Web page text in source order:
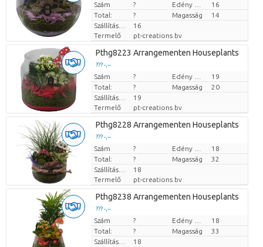
Darabb ár
Szám ?
16
Total:
? Magasság
14
Szállítási magasság
16
Termelő
pt-creations bv
Pthg8223 Arrangementen Houseplants
??? -,--
Darabb ár
Szám ?
19
Total:
? Magasság
20
Szállítási magasság
19
Termelő
pt-creations bv
Pthg8228 Arrangementen Houseplants
??? -,--
Darabb ár
Szám ?
18
Total:
? Magasság
32
Szállítási magasság
18
Termelő
pt-creations bv
Pthg8238 Arrangementen Houseplants
??? -,--
Darabb ár
Szám ?
18
Total:
? Magasság
33
Szállítási magasság
18